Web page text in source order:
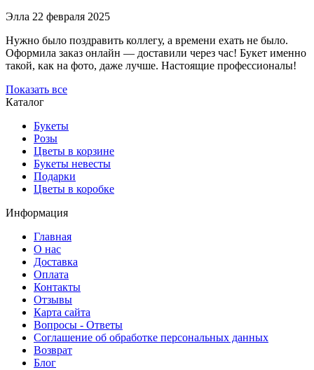
Элла 22 февраля 2025
Нужно было поздравить коллегу, а времени ехать не было.
Оформила заказ онлайн — доставили через час! Букет именно
такой, как на фото, даже лучше. Настоящие профессионалы!
Показать все
Каталог
Букеты
Розы
Цветы в корзине
Букеты невесты
Подарки
Цветы в коробке
Информация
Главная
О нас
Доставка
Оплата
Контакты
Отзывы
Карта сайта
Вопросы - Ответы
Соглашение об обработке персональных данных
Возврат
Блог